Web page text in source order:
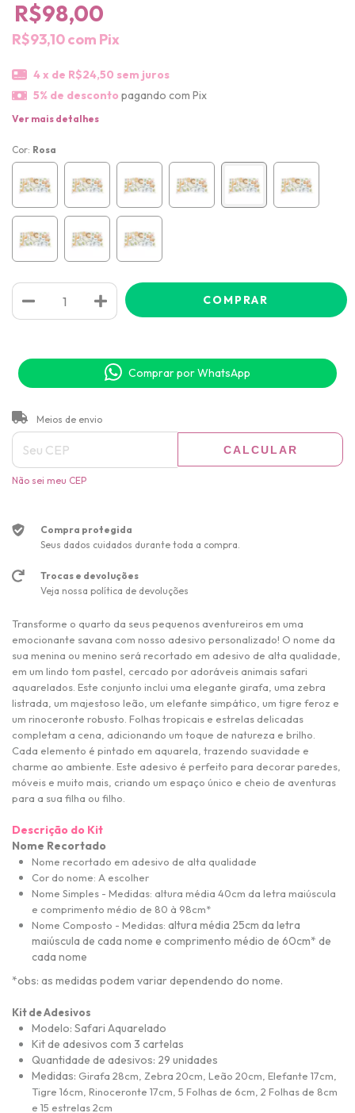
R$98,00
R$93,10com Pix
4x de R$24,50 sem juros
5% de desconto pagando com Pix
Ver mais detalhes
Cor: Rosa
Comprar por WhatsApp
Entregas para o CEP:
Meios de envio
CALCULAR
Não sei meu CEP
Compra protegida
Seus dados cuidados durante toda a compra.
Trocas e devoluções
Veja nossa política de devoluções
Transforme o quarto da seus pequenos aventureiros em uma
emocionante savana com nosso adesivo personalizado! O nome da
sua menina ou menino será recortado em adesivo de alta qualidade,
em um lindo tom pastel, cercado por adoráveis animais safari
aquarelados. Este conjunto inclui uma elegante girafa, uma zebra
listrada, um majestoso leão, um elefante simpático, um tigre feroz e
um rinoceronte robusto. Folhas tropicais e estrelas delicadas
completam a cena, adicionando um toque de natureza e brilho.
Cada elemento é pintado em aquarela, trazendo suavidade e
charme ao ambiente. Este adesivo é perfeito para decorar paredes,
móveis e muito mais, criando um espaço único e cheio de aventuras
para a sua filha ou filho.
Descrição do Kit
Nome Recortado
Nome recortado em adesivo de alta qualidade
Cor do nome: A escolher
Nome Simples - Medidas: altura média 40cm da letra maiúscula
e comprimento médio de 80 à 98cm*
Nome Composto - Medidas: altura média 25cm da letra
maiúscula de cada nome e comprimento médio de 60cm* de
cada nome
*obs: as medidas podem variar dependendo do nome.
Kit de Adesivos
Modelo: Safari Aquarelado
Kit de adesivos com 3 cartelas
Quantidade de adesivos: 29 unidades
Medidas: Girafa 28cm, Zebra 20cm, Leão 20cm, Elefante 17cm,
Tigre 16cm, Rinoceronte 17cm, 5 Folhas de 6cm, 2 Folhas de 8cm
e 15 estrelas 2cm